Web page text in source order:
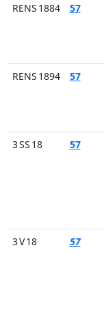
RENS 1884 57
RENS 1894 57
3 SS 18 57
3 V 18 57